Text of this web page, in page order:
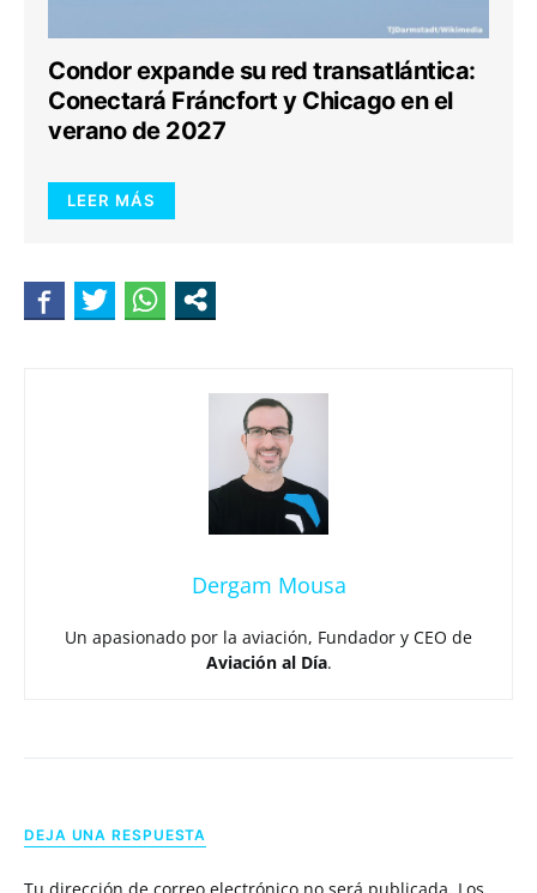
Condor expande su red transatlántica:
Conectará Fráncfort y Chicago en el
verano de 2027
LEER MÁS
Dergam Mousa
Un apasionado por la aviación, Fundador y CEO de
Aviación al Día.
DEJA UNA RESPUESTA